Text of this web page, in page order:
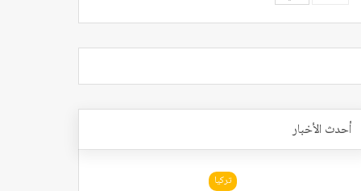
أحدث الأخبار
تركيا